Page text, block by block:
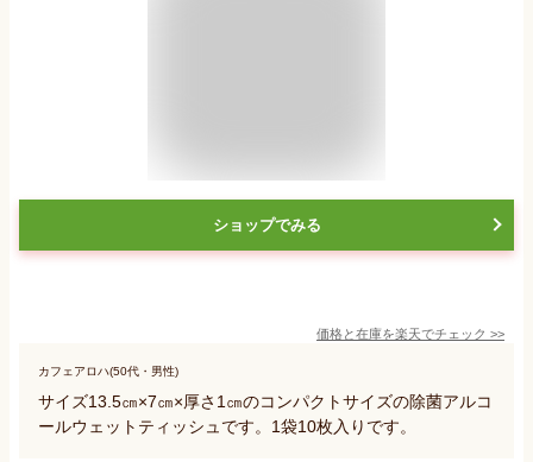
ショップでみる
価格と在庫を楽天でチェック >>
カフェアロハ(50代・男性)
サイズ13.5㎝×7㎝×厚さ1㎝のコンパクトサイズの除菌アルコ
ールウェットティッシュです。1袋10枚入りです。